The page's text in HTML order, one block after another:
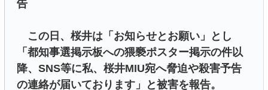
告
この日、桜井は「お知らせとお願い」とし
「都知事選掲示板への猥褻ポスター掲示の件以
降、SNS等に私、桜井MIU宛へ脅迫や殺害予告
の連絡が届いております」と被害を報告。